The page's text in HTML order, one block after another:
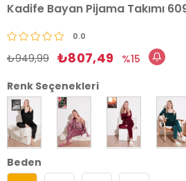
Kadife Bayan Pijama Takımı
0.0
₺949,99 ₺807,49
15
Renk Seçenekleri
Beden